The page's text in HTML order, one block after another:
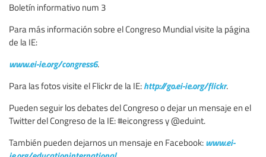
Boletín informativo num 3
Para más información sobre el Congreso Mundial visite la página
de la IE:
www.ei-ie.org/congress6.
Para las fotos visite el Flickr de la IE: http://go.ei-ie.org/flickr.
Pueden seguir los debates del Congreso o dejar un mensaje en el
Twitter del Congreso de la IE: #eicongress y @eduint.
También pueden dejarnos un mensaje en Facebook: www.ei-